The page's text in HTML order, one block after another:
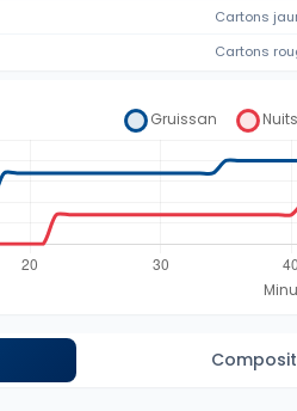
Cartons
Cartons